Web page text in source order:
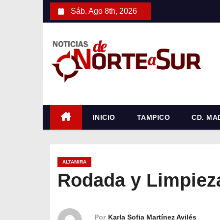
o
Sáb. Ago 8th, 2026
INICIO TAMPICO CD.
ALTAMIRA
Rodada y
Por Karla Sofia Martínez Avilés